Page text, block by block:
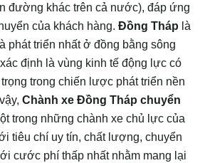
đường khác trên cả nước), đáp ứng
của khách hàng. Đồng Tháp là
phát triển nhất ở đồng bằng sông
định là vùng kinh tế động lực có
trong chiến lược phát triển nền
Chành xe Đồng Tháp chuyển
trong những chành xe chủ lực của
tiêu chí uy tín, chất lượng, chuyển
cước phí thấp nhất nhằm mang lại